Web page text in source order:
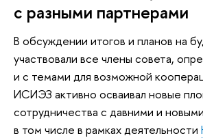
с разными партнерами
В обсуждении итогов и планов на
участвовали все члены совета,
и с темами для возможной
ИСИЭЗ активно осваивал новые
сотрудничества с давними и
в том числе в рамках деятельности